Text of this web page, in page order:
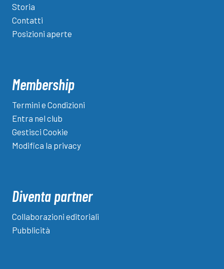
Storia
Contatti
Posizioni aperte
Membership
Termini e Condizioni
Entra nel club
Gestisci Cookie
Modifica la privacy
Diventa partner
Collaborazioni editoriali
Pubblicità